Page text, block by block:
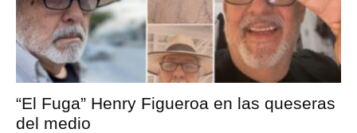
“El Fuga” Henry Figueroa en las queseras
del medio